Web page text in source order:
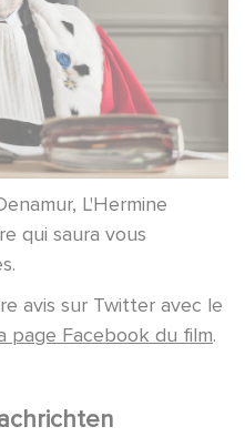
L'Hermine
qui saura vous
avis sur Twitter avec le
page Facebook du film.